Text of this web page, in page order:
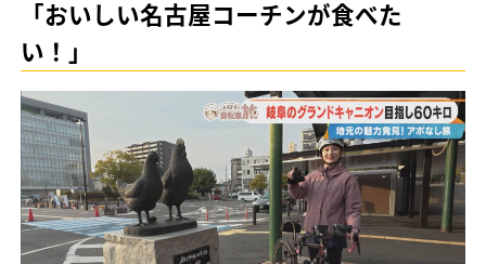
「おいしい名古屋コーチンが食べた
い！」